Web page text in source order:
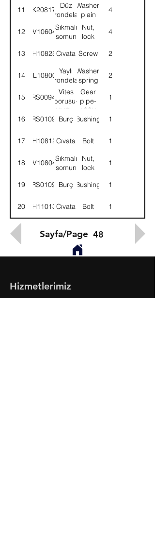
11 4K208173
Düz
rondela
Washer,
plain
4
12 NV106041
Sıkmalı
somun
Nut,
lock
4
13 SH108251Cıvata Screw 2
14 WL108002
Yaylı
rondela
Washer,
spring
2
1552RS009482
Vites
borusu-
KMPL.
Gear
pipe-
ASSY.
1
1652RS010914Burç Bushing 1
17 BH108121Cıvata Bolt 1
18 NV108041
Sıkmalı
somun
Nut,
lock
1
1952RS010915Burç Bushing 1
20 BH110131Cıvata Bolt 1
Sayfa/Page 48
Hizmetlerimiz